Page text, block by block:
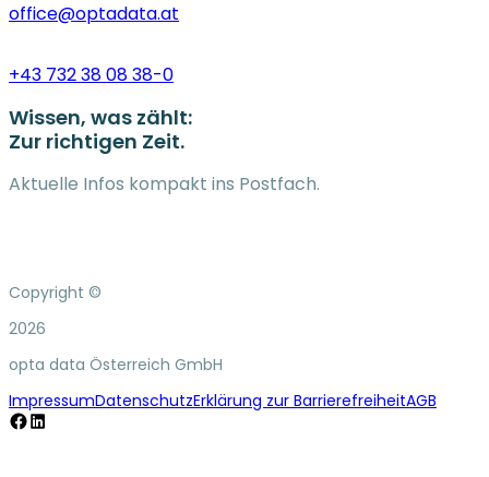
office@optadata.at
+43 732 38 08 38-0
Wissen, was zählt:
Zur richtigen Zeit.
Aktuelle Infos kompakt ins Postfach.
Copyright ©
2026
opta data Österreich GmbH
ImpressumDatenschutzErklärung zur BarrierefreiheitAGB
Facebook